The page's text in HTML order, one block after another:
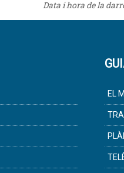
Data i hora de la
EL